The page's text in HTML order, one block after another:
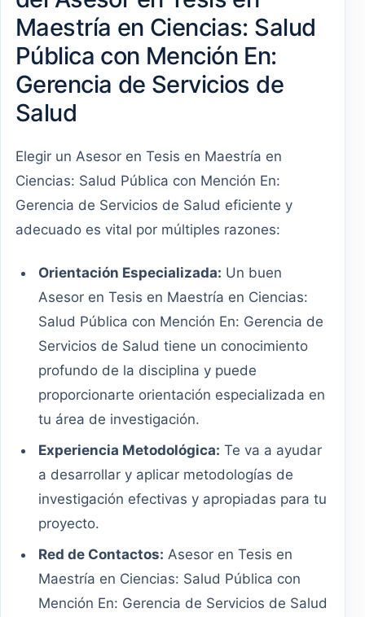
Maestría en Ciencias: Salud
Pública con Mención En:
Gerencia de Servicios de
Salud
Elegir un Asesor en Tesis en Maestría en
Ciencias: Salud Pública con Mención En:
Gerencia de Servicios de Salud eficiente y
adecuado es vital por múltiples razones:
Orientación Especializada: Un buen
Asesor en Tesis en Maestría en Ciencias:
Salud Pública con Mención En: Gerencia de
Servicios de Salud tiene un conocimiento
profundo de la disciplina y puede
proporcionarte orientación especializada en
tu área de investigación.
Experiencia Metodológica: Te va a ayudar
a desarrollar y aplicar metodologías de
investigación efectivas y apropiadas para tu
proyecto.
Red de Contactos: Asesor en Tesis en
Maestría en Ciencias: Salud Pública con
Mención En: Gerencia de Servicios de Salud